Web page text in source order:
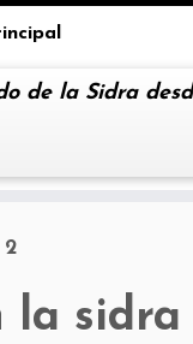
de la Sidra
2
la sidra